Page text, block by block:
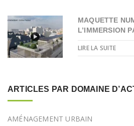
MAQUETTE
L’IMMERSION
LIRE LA SUITE
ARTICLES PAR DOMAINE
AMÉNAGEMENT URBAIN